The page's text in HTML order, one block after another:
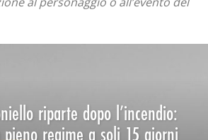
riparte dopo l’incendio:
regime a soli 15 giorni